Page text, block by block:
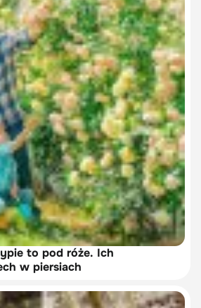
to pod róże. Ich
w piersiach